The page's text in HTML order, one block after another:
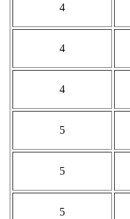
4
4
4
5
5
5